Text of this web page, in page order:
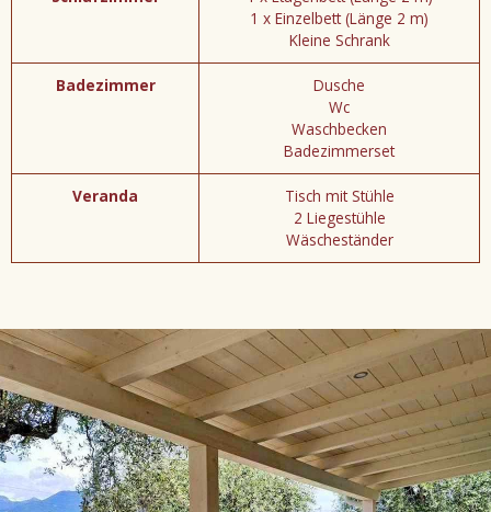
1 x Einzelbett (Länge 2 m)
Kleine Schrank
Badezimmer
Dusche
Wc
Waschbecken
Badezimmerset
Veranda
Tisch mit Stühle
2 Liegestühle
Wäscheständer